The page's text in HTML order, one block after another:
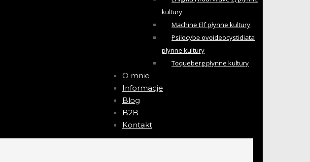
kultury
Machine Elf płynne kultury
Psilocybe ovoideocystidiata
płynne kultury
Toqueberg płynne kultury
O mnie
Informacje
Blog
B2B
Kontakt